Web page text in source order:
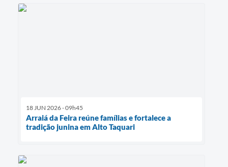
18 JUN 2026 - 09h45
Arraiá da Feira reúne famílias e fortalece a
tradição junina em Alto Taquari